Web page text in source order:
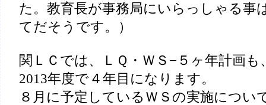
た。教育長が事務局にいらっしゃる事
てだそうです。）
関ＬＣでは、ＬＱ・ＷＳ−５ヶ年計画も
2013年度で４年目になります。
８月に予定しているＷＳの実施につい